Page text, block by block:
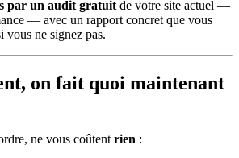
par un audit gratuit de votre site actuel —
— avec un rapport concret que vous
vous ne signez pas.
on fait quoi maintenant
ne vous coûtent rien :